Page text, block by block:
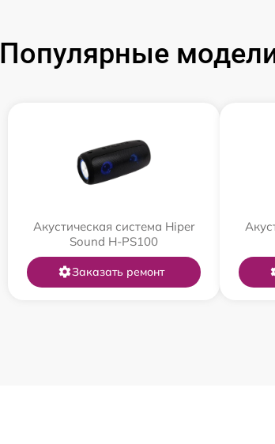
Популярные
Акустическая система Hiper
Sound H-PS100
Заказать ремонт